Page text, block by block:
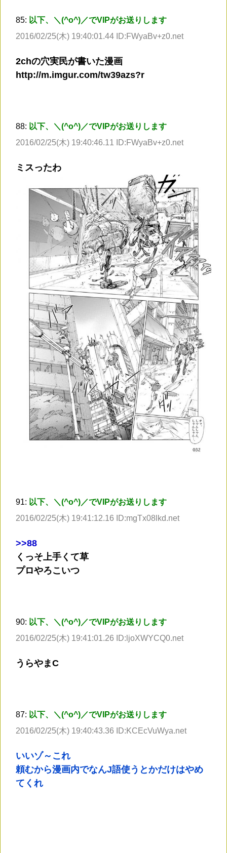
85: 以下、＼(^o^)／でVIPがお送りします
2016/02/25(木) 19:40:01.44 ID:FWyaBv+z0.net
2chの穴実民が書いた漫画
http://m.imgur.com/tw39azs?r
88: 以下、＼(^o^)／でVIPがお送りします
2016/02/25(木) 19:40:46.11 ID:FWyaBv+z0.net
ミスったわ
91: 以下、＼(^o^)／でVIPがお送りします
2016/02/25(木) 19:41:12.16 ID:mgTx08lkd.net
>>88
くっそ上手くて草
プロやろこいつ
90: 以下、＼(^o^)／でVIPがお送りします
2016/02/25(木) 19:41:01.26 ID:ljoXWYCQ0.net
うらやまC
87: 以下、＼(^o^)／でVIPがお送りします
2016/02/25(木) 19:40:43.36 ID:KCEcVuWya.net
いいゾ～これ
頼むから漫画内でなんJ語使うとかだけはやめ
てくれ